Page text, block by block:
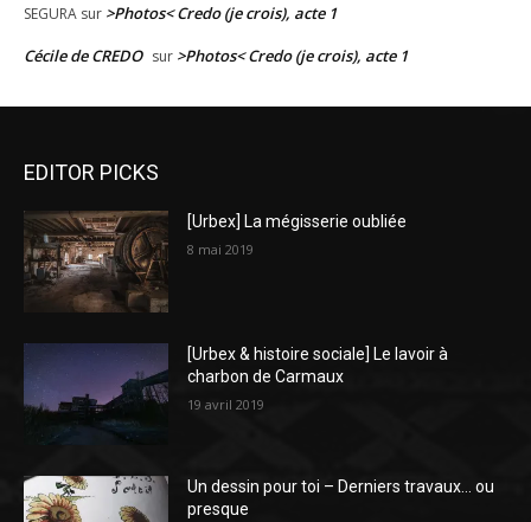
SEGURA sur >Photos< Credo (je crois), acte 1
Cécile de CREDO sur >Photos< Credo (je crois), acte 1
EDITOR PICKS
[Urbex] La mégisserie oubliée
8 mai 2019
[Urbex & histoire sociale] Le lavoir à
charbon de Carmaux
19 avril 2019
Un dessin pour toi – Derniers travaux… ou
presque